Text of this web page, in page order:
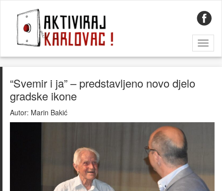
“Svemir i ja” – predstavljeno novo djelo
gradske ikone
Autor: Marin Bakić